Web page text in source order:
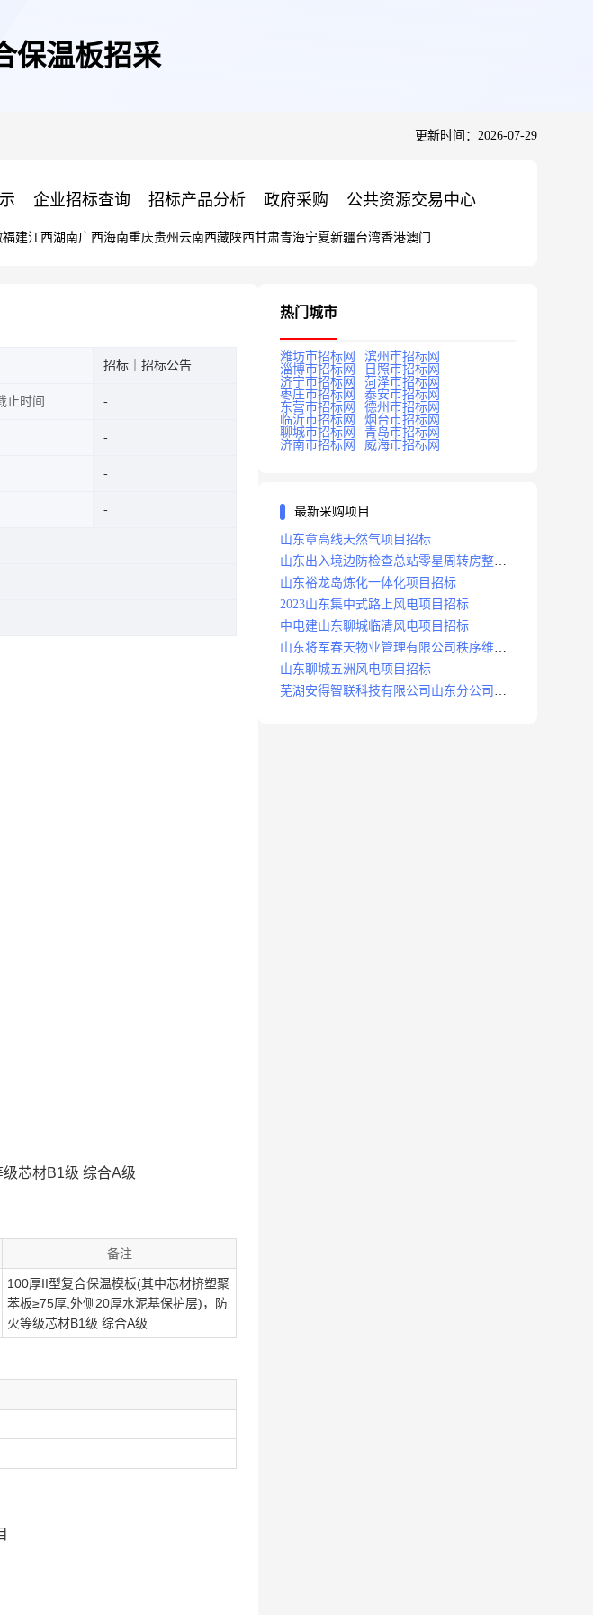
保温板招采
更新时间：2026-07-29
企业招标查询 招标产品分析 政府采购 公共资源交易中心
福建江西湖南广西海南重庆贵州 云南西藏陕西甘肃青海宁夏新疆台湾香港澳门
招标｜招标公告
止时间
芯材B1级 综合A级
备注
100厚II型复合保温模板(其中芯材挤塑聚
苯板≥75厚,外侧20厚水泥基保护层)，防
火等级芯材B1级 综合A级
热门城市
潍坊市招标网
滨州市招标网
淄博市招标网
日照市招标网
济宁市招标网
菏泽市招标网
枣庄市招标网
泰安市招标网
东营市招标网
德州市招标网
临沂市招标网
烟台市招标网
聊城市招标网
青岛市招标网
济南市招标网
威海市招标网
最新采购项目
山东章高线天然气项目招标
山东出入境边防检查总站零星周转房整修
项目招标中标
山东裕龙岛炼化一体化项目招标
2023山东集中式路上风电项目招标
中电建山东聊城临清风电项目招标
山东将军春天物业管理有限公司秩序维护
服务项目招标公告
山东聊城五洲风电项目招标
芜湖安得智联科技有限公司山东分公司济